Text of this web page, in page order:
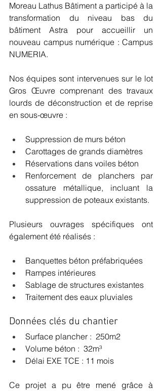
Moreau Lathus Bâtiment a participé à la
transformation du niveau bas du
bâtiment Astra pour accueillir un
nouveau campus numérique : Campus
NUMERIA.
Nos équipes sont intervenues sur le lot
Gros Œuvre comprenant des travaux
lourds de déconstruction et de reprise
en sous-œuvre :
Suppression de murs béton
Carottages de grands diamètres
Réservations dans voiles béton
Renforcement de planchers par
ossature métallique, incluant la
suppression de poteaux existants.
Plusieurs ouvrages spécifiques ont
également été réalisés :
Banquettes béton préfabriquées
Rampes intérieures
Sablage de structures existantes
Traitement des eaux pluviales
Données clés du chantier
Surface plancher :  250m2
Volume béton :  32m³
Délai EXE TCE : 11 mois
Ce projet a pu être mené grâce à